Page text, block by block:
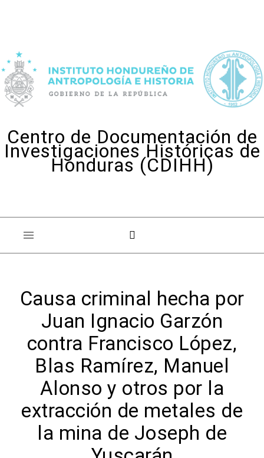
Centro de Documentación de
Investigaciones Históricas de
Honduras (CDIHH)
Causa criminal hecha por
Juan Ignacio Garzón
contra Francisco López,
Blas Ramírez, Manuel
Alonso y otros por la
extracción de metales de
la mina de Joseph de